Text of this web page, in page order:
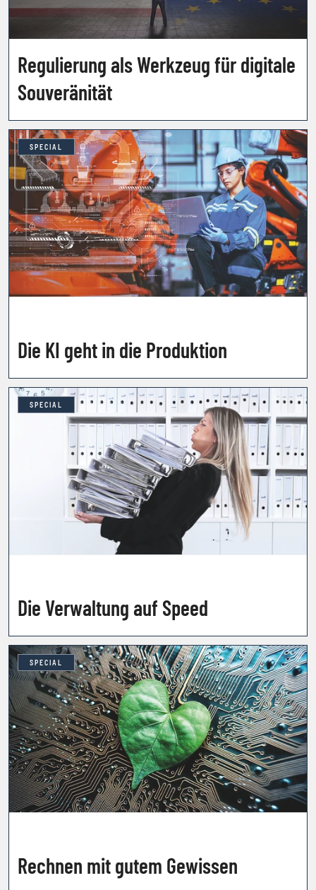
Regulierung als Werkzeug für digitale
Souveränität
SPECIAL
Die KI geht in die Produktion
SPECIAL
Die Verwaltung auf Speed
SPECIAL
Rechnen mit gutem Gewissen